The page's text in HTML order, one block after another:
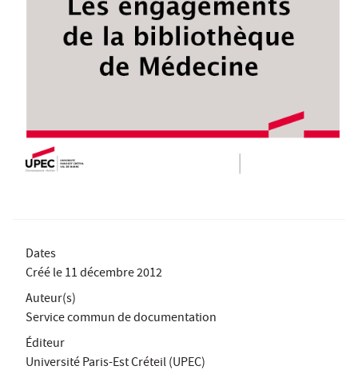
Dates
Créé le11 décembre 2012
Auteur(s)
Service commun de documentation
Éditeur
Université Paris-Est Créteil (UPEC)